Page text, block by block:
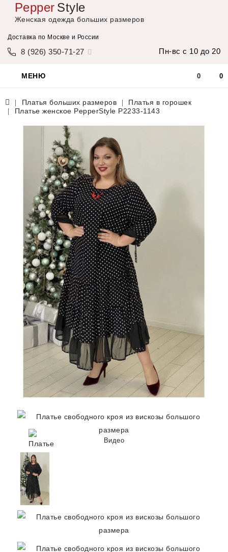
Pepper Style
Женская одежда больших размеров
Доставка по Москве и России
8 (926) 350-71-27 Пн-вс с 10 до 20
МЕНЮ 0 0
Платья больших размеров
Платья в горошек
Платье женское PepperStyle P2233-1143
Видео